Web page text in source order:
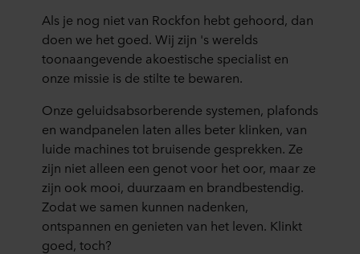
Als je nog niet van Rockfon hebt gehoord, dan
doen we het goed. Wij zijn 's werelds
toonaangevende akoestische specialist en
onze missie is de stilte te bewaren.
Onze geluidsabsorberende systemen, plafonds
en wandpanelen laten alles beter klinken, van
luide machines tot bruisende gesprekken. Ze
zijn niet alleen een genot voor het oor, maar ze
zijn ook mooi, duurzaam en brandbestendig.
Zodat we samen kunnen nadenken,
ontspannen en genieten van het leven. Klinkt
goed, toch?